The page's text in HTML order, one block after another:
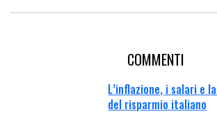
COMMENTI
L’inflazione, i salari e
del risparmio italiano